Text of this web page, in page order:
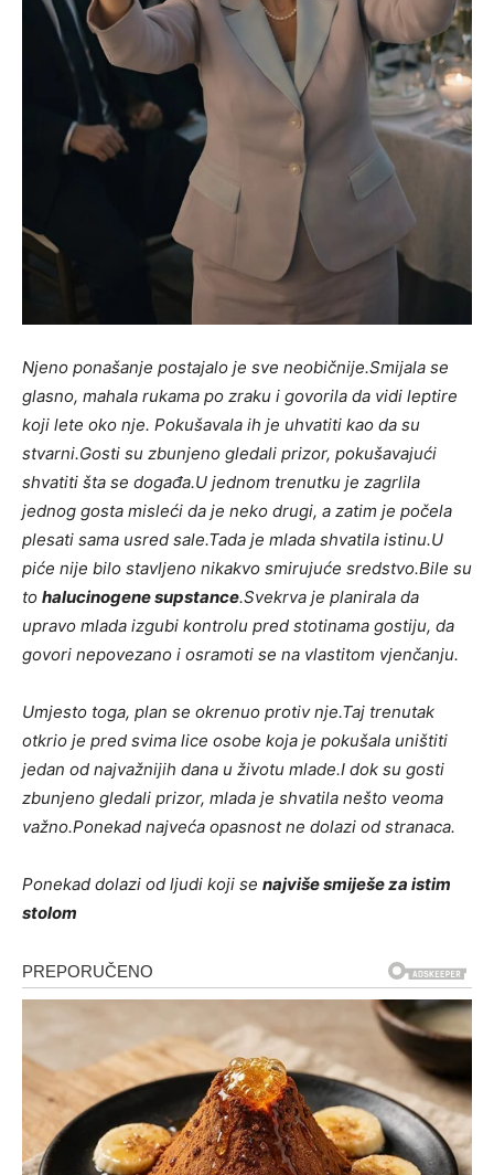
Njeno ponašanje postajalo je sve neobičnije.Smijala se
glasno, mahala rukama po zraku i govorila da vidi leptire
koji lete oko nje. Pokušavala ih je uhvatiti kao da su
stvarni.Gosti su zbunjeno gledali prizor, pokušavajući
shvatiti šta se događa.U jednom trenutku je zagrlila
jednog gosta misleći da je neko drugi, a zatim je počela
plesati sama usred sale.Tada je mlada shvatila istinu.U
piće nije bilo stavljeno nikakvo smirujuće sredstvo.Bile su
to halucinogene supstance.Svekrva je planirala da
upravo mlada izgubi kontrolu pred stotinama gostiju, da
govori nepovezano i osramoti se na vlastitom vjenčanju.
Umjesto toga, plan se okrenuo protiv nje.Taj trenutak
otkrio je pred svima lice osobe koja je pokušala uništiti
jedan od najvažnijih dana u životu mlade.I dok su gosti
zbunjeno gledali prizor, mlada je shvatila nešto veoma
važno.Ponekad najveća opasnost ne dolazi od stranaca.
Ponekad dolazi od ljudi koji se najviše smiješe za istim
stolom